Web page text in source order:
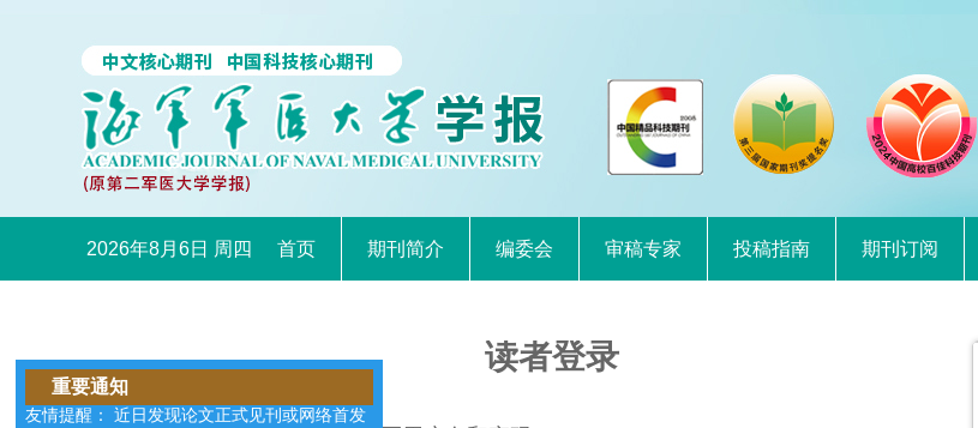
2026年8月6日 周四 首页 期刊简介 编委会 审稿专家 投稿指南 期刊订阅
读者登录
重要通知
友情提醒： 近日发现论文正式见刊或网络首发